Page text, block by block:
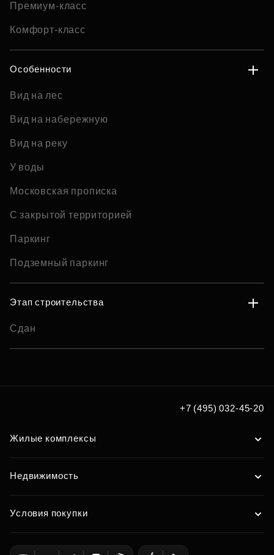
Премиум-класс
Комфорт-класс
Особенности
Вид на лес
Вид на набережную
Вид на реку
У воды
Московская прописка
С закрытой территорией
Паркинг
Подземный паркинг
Этап строительства
Сдан
+7 (495) 032-45-20
Жилые комплексы
Недвижимость
Условия покупки